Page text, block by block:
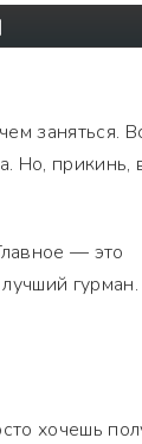
заняться.
Но, прикинь,
— это
хочешь